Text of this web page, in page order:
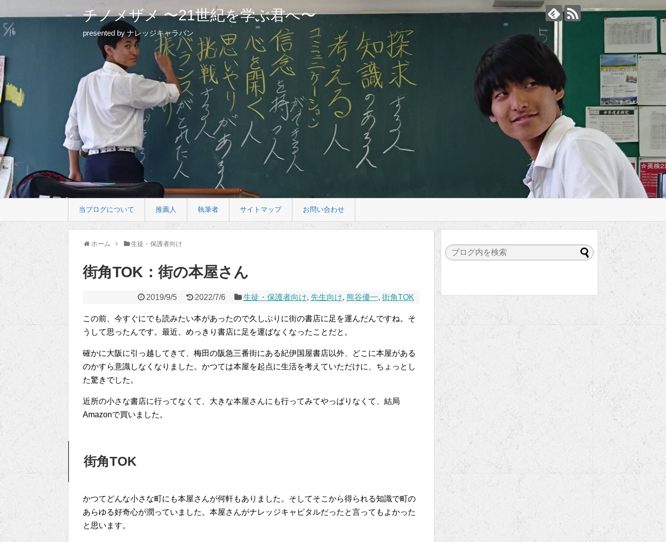
チノメザメ 〜21世紀を学ぶ君へ〜
presented by ナレッジキャラバン
当ブログについて 推薦人 執筆者 サイトマップ お問い合わせ
ホーム 生徒・保護者向け
街角TOK：街の本屋さん
2019/9/5 2022/7/6 生徒・保護者向け, 先生向け, 熊谷優一, 街角TOK
この前、今すぐにでも読みたい本があったので久しぶりに街の書店に足を運んだんですね。そ
うして思ったんです。最近、めっきり書店に足を運ばなくなったことだと。
確かに大阪に引っ越してきて、梅田の阪急三番街にある紀伊国屋書店以外、どこに本屋がある
のかすら意識しなくなりました。かつては本屋を起点に生活を考えていただけに、ちょっとし
た驚きでした。
近所の小さな書店に行ってなくて、大きな本屋さんにも行ってみてやっぱりなくて、結局
Amazonで買いました。
街角TOK
かつてどんな小さな町にも本屋さんが何軒もありました。そしてそこから得られる知識で町の
あらゆる好奇心が潤っていました。本屋さんがナレッジキャピタルだったと言ってもよかった
と思います。